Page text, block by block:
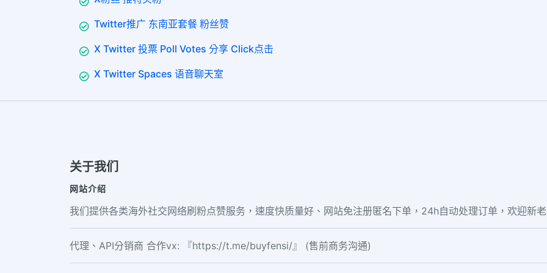
Twitter推广 东南亚套餐 粉丝赞
X Twitter 投票 Poll Votes 分享 Click点击
X Twitter Spaces 语音聊天室
关于我们
网站介绍
我们提供各类海外社交网络刷粉点赞服务，速度快质量好、网站免注册匿名下单，24h自动处理订单，欢迎新老
代理、API分销商 合作vx: 『https://t.me/buyfensi/』 (售前商务沟通)